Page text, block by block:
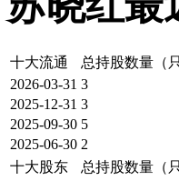
十大流通 总持股数量（只
2026-03-31 3
2025-12-31 3
2025-09-30 5
2025-06-30 2
十大股东
总持股数量（只